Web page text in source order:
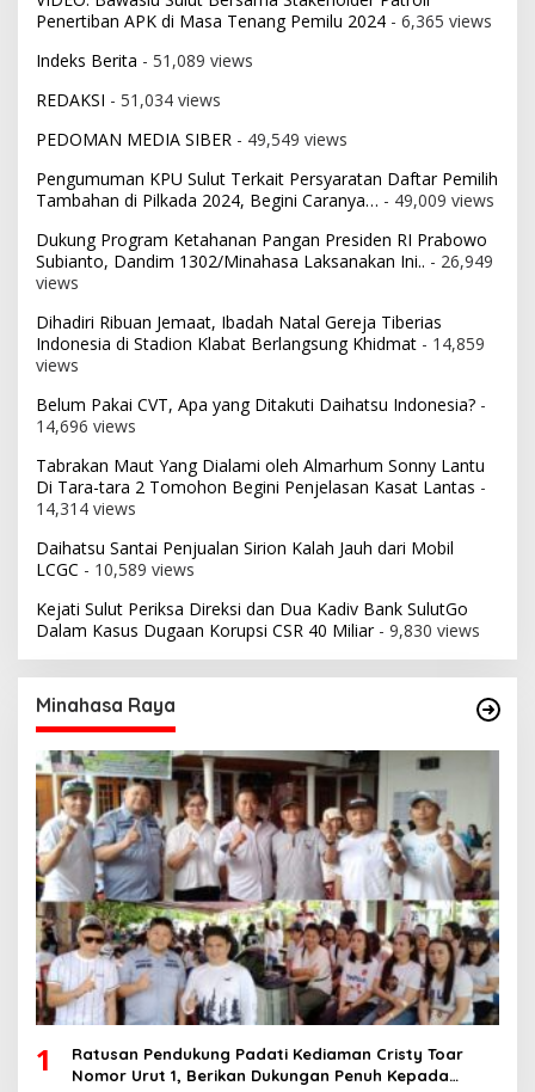
Penertiban APK di Masa Tenang Pemilu 2024 - 6,365 views
Indeks Berita - 51,089 views
REDAKSI - 51,034 views
PEDOMAN MEDIA SIBER - 49,549 views
Pengumuman KPU Sulut Terkait Persyaratan Daftar Pemilih
Tambahan di Pilkada 2024, Begini Caranya… - 49,009 views
Dukung Program Ketahanan Pangan Presiden RI Prabowo
Subianto, Dandim 1302/Minahasa Laksanakan Ini.. - 26,949
views
Dihadiri Ribuan Jemaat, Ibadah Natal Gereja Tiberias
Indonesia di Stadion Klabat Berlangsung Khidmat - 14,859
views
Belum Pakai CVT, Apa yang Ditakuti Daihatsu Indonesia? -
14,696 views
Tabrakan Maut Yang Dialami oleh Almarhum Sonny Lantu
Di Tara-tara 2 Tomohon Begini Penjelasan Kasat Lantas -
14,314 views
Daihatsu Santai Penjualan Sirion Kalah Jauh dari Mobil
LCGC - 10,589 views
Kejati Sulut Periksa Direksi dan Dua Kadiv Bank SulutGo
Dalam Kasus Dugaan Korupsi CSR 40 Miliar- 9,830 views
Minahasa Raya
1
Ratusan Pendukung Padati Kediaman Cristy Toar
Nomor Urut 1, Berikan Dukungan Penuh Kepada